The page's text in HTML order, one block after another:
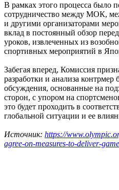
В рамках этого процесса было
сотрудничество между МОК,
и другими организаторами
вклад в постоянный обзор
уроков, извлеченных из
спортивных мероприятий в
Забегая вперед, Комиссия
разработки и анализа
обсуждения, основанные на
сторон, с упором на
это будет проходить в
глобальной ситуации и ее
Источник: https://
agree-on-measures-to-deliver-